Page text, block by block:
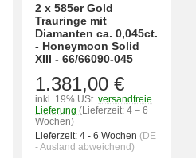
2 x 585er Gold
Trauringe mit
Diamanten ca. 0,045ct.
- Honeymoon Solid
XIII - 66/66090-045
1.381,00 €
inkl. 19% USt. versandfreie
Lieferung (Lieferzeit: 4 – 6
Wochen)
Lieferzeit: 4 - 6 Wochen (DE
- Ausland abweichend)